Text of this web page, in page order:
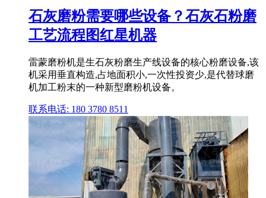
石灰磨粉需要哪些设备？石灰石粉磨
工艺流程图红星机器
雷蒙磨粉机是生石灰粉磨生产线设备的核心粉磨设备,该
机采用垂直构造,占地面积小,一次性投资少,是代替球磨
机加工粉末的一种新型磨粉机设备。
联系电话: 180 3780 8511